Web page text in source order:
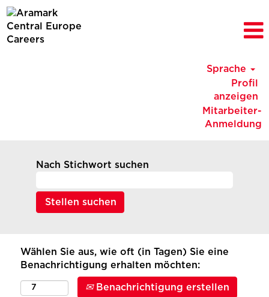
Sprache
Profil
anzeigen
Mitarbeiter-
Anmeldung
Nach Stichwort suchen
Wählen Sie aus, wie oft (in Tagen) Sie eine
Benachrichtigung erhalten möchten:
Benachrichtigung erstellen